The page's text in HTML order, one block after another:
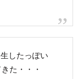
したっぽい
た・・・